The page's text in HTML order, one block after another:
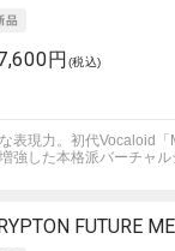
円 (税込)
表現力。初代Vocaloid「
強した本格派バーチャル
FUTURE